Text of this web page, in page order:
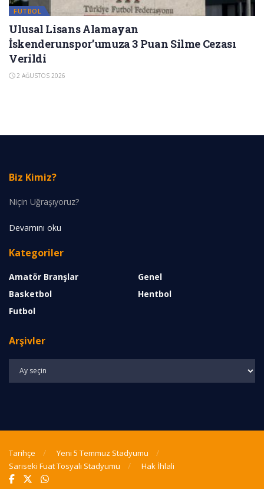
FUTBOL
Ulusal Lisans Alamayan
İskenderunspor’umuza 3 Puan Silme Cezası
Verildi
2 AĞUSTOS 2026
Biz Kimiz?
Niçin Uğraşıyoruz?
Devamını oku
Kategoriler
Amatör Branşlar
Basketbol
Futbol
Genel
Hentbol
Arşivler
Tarihçe
Yeni 5 Temmuz Stadyumu
Sarıseki Fuat Tosyalı Stadyumu
Hak İhlali